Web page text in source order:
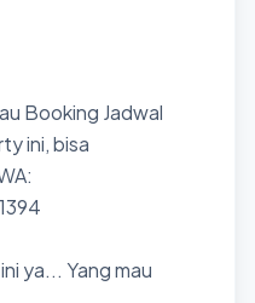
Booking Jadwal
ini, bisa
ya... Yang mau